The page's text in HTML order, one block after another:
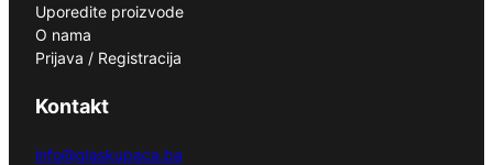
Uporedite proizvode
O nama
Prijava / Registracija
Kontakt
info@glaskupaca.ba